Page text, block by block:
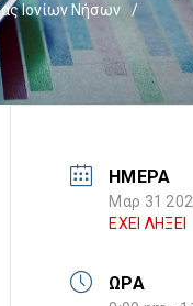
Ιονίων Νήσων
/
ΗΜΕΡΑ
Μαρ 31
ΕΧΕΙ ΛΗΞΕΙ
ΩΡΑ